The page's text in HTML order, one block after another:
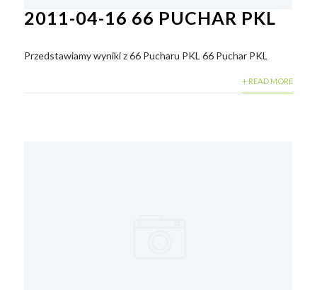
2011-04-16 66 PUCHAR PKL
Przedstawiamy wyniki z 66 Pucharu PKL 66 Puchar PKL
+ READ MORE